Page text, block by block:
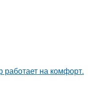
работает на комфорт.